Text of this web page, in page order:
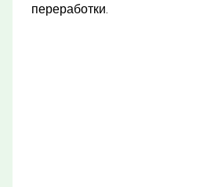
переработки.